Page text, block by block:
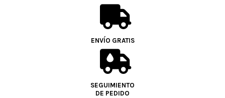
ENVÍO GRATIS
SEGUIMIENTO
DE PEDIDO